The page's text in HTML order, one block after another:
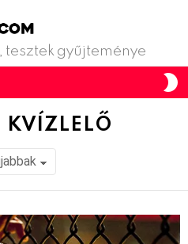
tesztek gyűjteménye